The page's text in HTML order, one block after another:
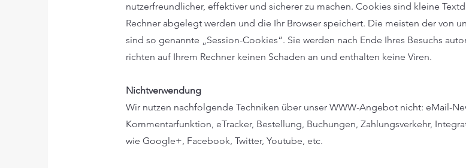
nutzerfreundlicher, effektiver und sicherer zu machen. Cookies sind kleine
Rechner abgelegt werden und die Ihr Browser speichert. Die meisten der von
sind so genannte „Session-Cookies“. Sie werden nach Ende Ihres Besuchs
richten auf Ihrem Rechner keinen Schaden an und enthalten keine Viren.
Nichtverwendung
Wir nutzen nachfolgende Techniken über unser WWW-Angebot nicht: eMail-
Kommentarfunktion, eTracker, Bestellung, Buchungen, Zahlungsverkehr,
wie Google+, Facebook, Twitter, Youtube, etc.